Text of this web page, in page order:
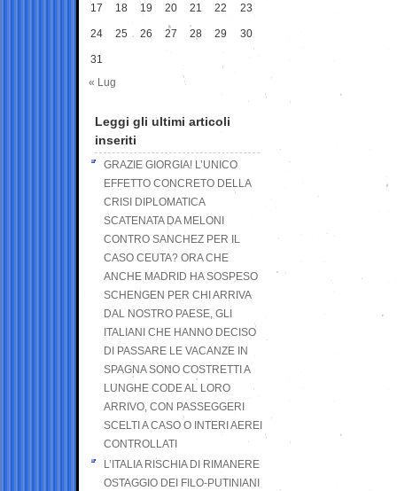
17 18 19 20 21 22 23
24 25 26 27 28 29 30
31
« Lug
Leggi gli ultimi articoli
inseriti
GRAZIE GIORGIA! L’UNICO
EFFETTO CONCRETO DELLA
CRISI DIPLOMATICA
SCATENATA DA MELONI
CONTRO SANCHEZ PER IL
CASO CEUTA? ORA CHE
ANCHE MADRID HA SOSPESO
SCHENGEN PER CHI ARRIVA
DAL NOSTRO PAESE, GLI
ITALIANI CHE HANNO DECISO
DI PASSARE LE VACANZE IN
SPAGNA SONO COSTRETTI A
LUNGHE CODE AL LORO
ARRIVO, CON PASSEGGERI
SCELTI A CASO O INTERI AEREI
CONTROLLATI
L’ITALIA RISCHIA DI RIMANERE
OSTAGGIO DEI FILO-PUTINIANI